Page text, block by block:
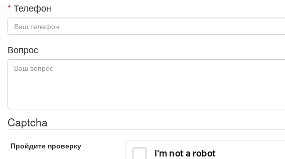
* Телефон
Вопрос
Captcha
Пройдите проверку